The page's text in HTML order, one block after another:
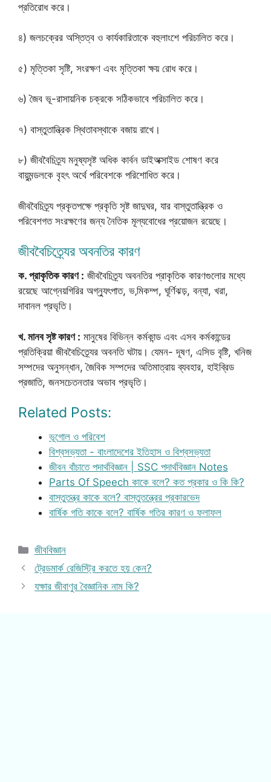
প্রতিরোধ করে।
৪) জলচক্রের অস্তিত্ব ও কার্যকারিতাকে বহুলাংশে পরিচালিত করে।
৫) মৃত্তিকা সৃষ্টি, সংরক্ষণ এবং মৃত্তিকা ক্ষয় রোধ করে।
৬) জৈব ভূ-রাসায়নিক চক্রকে সঠিকভাবে পরিচালিত করে।
৭) বাস্তুতান্ত্রিক স্থিতাবস্থাকে বজায় রাখে।
৮) জীববৈচিত্র্য মনুষ্যসৃষ্ট অধিক কার্বন ডাইঅক্সাইড শোষণ করে
বায়ুমন্ডলকে বৃহৎ অর্থে পরিবেশকে পরিশোধিত করে।
জীববৈচিত্র্য প্রকৃতপক্ষে প্রকৃতি সৃষ্ট জাদুঘর, যার বাস্তুতান্ত্রিক ও
পরিবেশগত সংরক্ষণের জন্য নৈতিক মূল্যবোধের প্রয়োজন রয়েছে।
জীববৈচিত্র্যের অবনতির কারণ
ক. প্রাকৃতিক কারণ : জীববৈচিত্র্য অবনতির প্রাকৃতিক কারণগুলোর মধ্যে
রয়েছে আগ্নেয়গিরির অগ্ন্যুৎপাত, ভ‚মিকম্প, ঘূর্ণিঝড়, বন্যা, খরা,
দাবানল প্রভৃতি।
খ. মানব সৃষ্ট কারণ : মানুষের বিভিন্ন কর্মকান্ড এবং এসব কর্মকান্ডের
প্রতিক্রিয়া জীববৈচিত্র্যের অবনতি ঘটায়। যেমন- দূষণ, এসিড বৃষ্টি, খনিজ
সম্পদের অনুসন্ধান, জৈবিক সম্পদের অতিমাত্রায় ব্যবহার, হাইব্রিড
প্রজাতি, জনসচেতনতার অভাব প্রভৃতি।
Related Posts:
ভূগোল ও পরিবেশ
বিশ্বসভ্যতা - বাংলাদেশের ইতিহাস ও বিশ্বসভ্যতা
জীবন বাঁচাতে পদার্থবিজ্ঞান | SSC পদার্থবিজ্ঞান Notes
Parts Of Speech কাকে বলে? কত প্রকার ও কি কি?
বাস্তুতন্ত্র কাকে বলে? বাস্তুতন্ত্রের প্রকারভেদ
বার্ষিক গতি কাকে বলে? বার্ষিক গতির কারণ ও ফলাফল
Categories
জীববিজ্ঞান
ট্রেডমার্ক রেজিস্ট্রি করতে হয় কেন?
যক্ষার জীবাণুর বৈজ্ঞানিক নাম কি?